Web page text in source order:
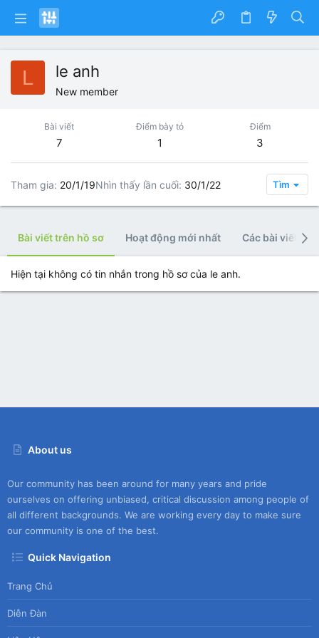
L le anh
New member
Bài viết
7
Điểm bày tỏ
1
Điểm
3
Tham gia 20/1/19Nhìn thấy lần cuối 30/1/22 Tìm
Bài viết trên hồ sơ Hoạt động mới nhất Các bài viết
Hiện tại không có tin nhắn trong hồ sơ của le anh.
About us
Our community has been around for many years and pride
ourselves on offering unbiased, critical discussion among people of
all different backgrounds. We are working every day to make sure
our community is one of the best.
Quick Navigation
Trang Chủ
Diễn Đàn